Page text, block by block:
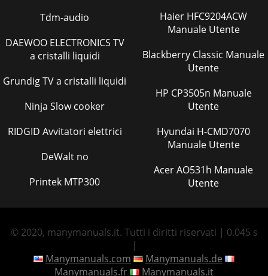
Tdm-audio
DAEWOO ELECTRONICS TV
a cristalli liquidi
Grundig TV a cristalli liquidi
Ninja Slow cooker
RIDGID Avvitatori elettrici
DeWalt no
Printek MTP300
Haier HFC9204ACW
Manuale Utente
Blackberry Classic Manuale
Utente
HP CP3505n Manuale
Utente
Hyundai H-CMD7070
Manuale Utente
Acer AO531h Manuale
Utente
© 2020, manymanuals.it. Tutti i diritti riservati | 0.045 s
|
Manymanuals.com
Manymanuals.de
Manymanuals.fr
Manymanuals.it